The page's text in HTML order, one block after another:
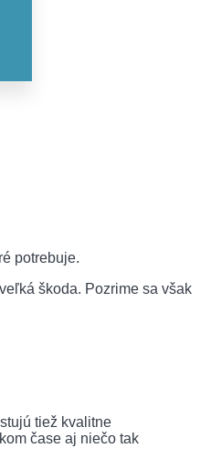
potrebuje.
škoda. Pozrime sa však
tiež kvalitne
čase aj niečo tak